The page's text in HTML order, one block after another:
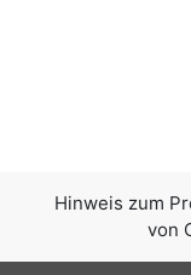
Hinweis zum
von